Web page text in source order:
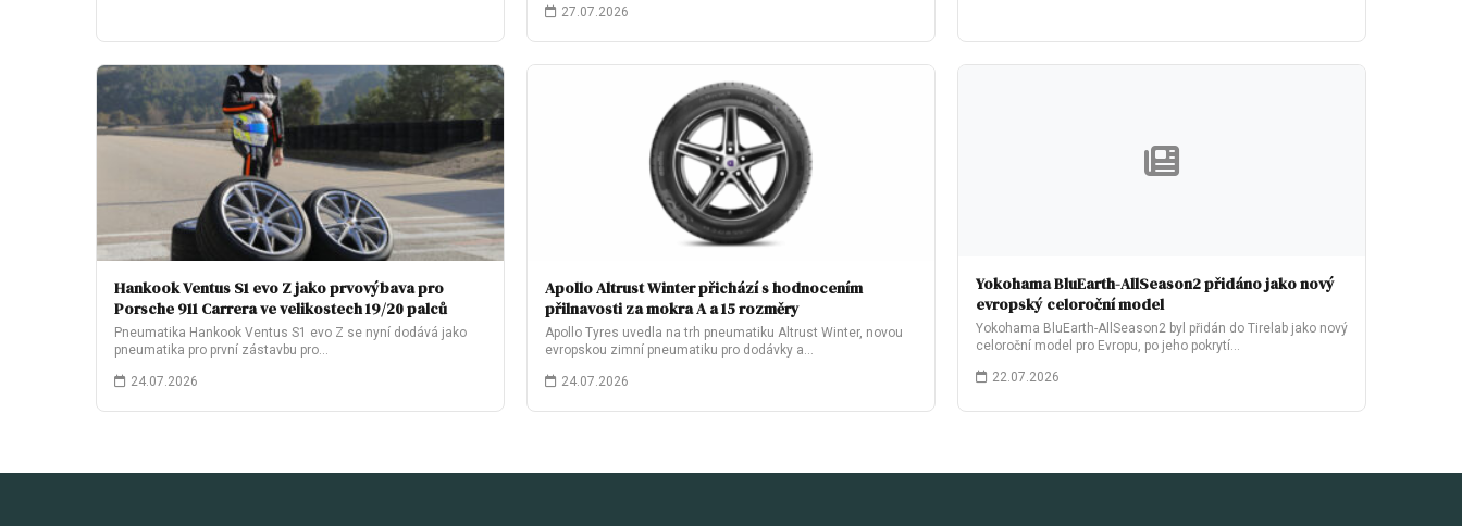
27.07.2026
Hankook Ventus S1 evo Z jako prvovýbava pro
Porsche 911 Carrera ve velikostech 19/20 palců
Pneumatika Hankook Ventus S1 evo Z se nyní dodává jako
pneumatika pro první zástavbu pro…
24.07.2026
Apollo Altrust Winter přichází s hodnocením
přilnavosti za mokra A a 15 rozměry
Apollo Tyres uvedla na trh pneumatiku Altrust Winter, novou
evropskou zimní pneumatiku pro dodávky a…
24.07.2026
Yokohama BluEarth-AllSeason2 přidáno jako nový
evropský celoroční model
Yokohama BluEarth-AllSeason2 byl přidán do Tirelab jako nový
celoroční model pro Evropu, po jeho pokrytí…
22.07.2026